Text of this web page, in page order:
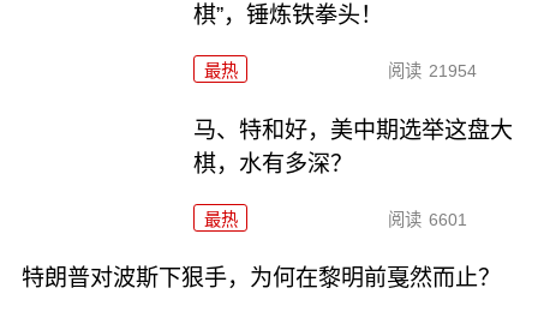
棋”，锤炼铁拳头！
最热 阅读 21954
马、特和好，美中期选举这盘大
棋，水有多深？
最热 阅读 6601
特朗普对波斯下狠手，为何在黎明前戛然而止？